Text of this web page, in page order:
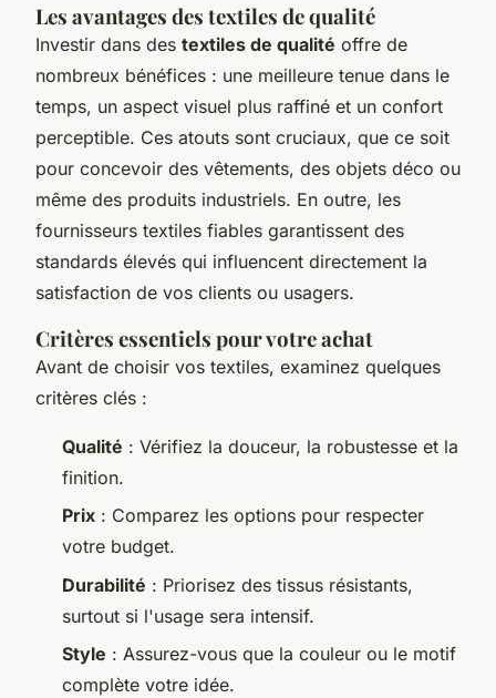
Les avantages des textiles de qualité
Investir dans des textiles de qualité offre de
nombreux bénéfices : une meilleure tenue dans le
temps, un aspect visuel plus raffiné et un confort
perceptible. Ces atouts sont cruciaux, que ce soit
pour concevoir des vêtements, des objets déco ou
même des produits industriels. En outre, les
fournisseurs textiles fiables garantissent des
standards élevés qui influencent directement la
satisfaction de vos clients ou usagers.
Critères essentiels pour votre achat
Avant de choisir vos textiles, examinez quelques
critères clés :
Qualité : Vérifiez la douceur, la robustesse et la
finition.
Prix : Comparez les options pour respecter
votre budget.
Durabilité : Priorisez des tissus résistants,
surtout si l'usage sera intensif.
Style : Assurez-vous que la couleur ou le motif
complète votre idée.